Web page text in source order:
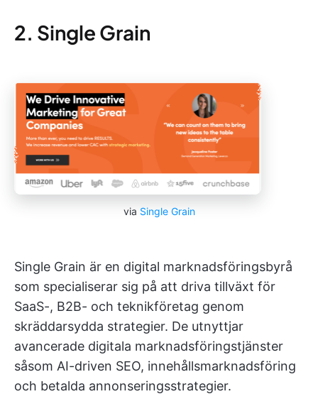
2. Single Grain
via Single Grain
Single Grain är en digital marknadsföringsbyrå
som specialiserar sig på att driva tillväxt för
SaaS-, B2B- och teknikföretag genom
skräddarsydda strategier. De utnyttjar
avancerade digitala marknadsföringstjänster
såsom AI-driven SEO, innehållsmarknadsföring
och betalda annonseringsstrategier.